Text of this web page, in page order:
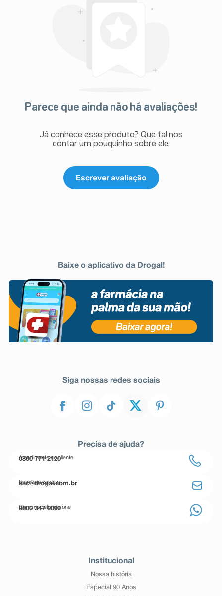
Parece que ainda não há avaliações!
Já conhece esse produto? Que tal nos
contar um pouquinho sobre ele.
Escrever avaliação
Baixe o aplicativo da Drogal!
Siga nossas redes sociais
Precisa de ajuda?
Atendimento ao cliente
0800 771 2120
Entre em contato
sac@drogal.com.br
Compre pelo telefone
0800 347 0000
Institucional
Nossa história
Especial 90 Anos